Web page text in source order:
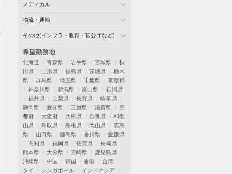
メディカル
物流・運輸
その他(インフラ・教育・官公庁など)
希望勤務地
北海道 青森県 岩手県 宮城県
秋
田県
山形県 福島県 茨城県
栃木
県
群馬県 埼玉県 千葉県
東京都
神奈川県
新潟県 富山県
石川県
福井県
山梨県 長野県
岐阜県
静岡県
愛知県 三重県 滋賀県
京
都府
大阪府 兵庫県 奈良県
和歌
山県
鳥取県 島根県 岡山県
広島
県
山口県 徳島県 香川県
愛媛県
高知県
福岡県 佐賀県
長崎県
熊本県
大分県 宮崎県
鹿児島県
沖縄県
中国 韓国 香港
台湾
タイ
シンガポール
インドネシア